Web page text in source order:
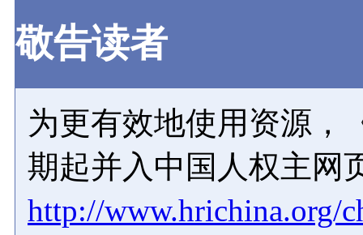
敬告读者
为更有效地使用资源，
期起并入中国人权主网
http://www.hrichina.org/